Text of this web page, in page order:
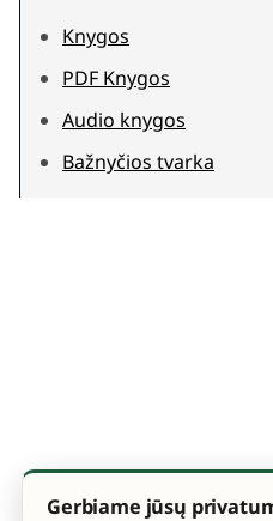
Knygos
PDF Knygos
Audio knygos
Bažnyčios tvarka
Gerbiame jūsų